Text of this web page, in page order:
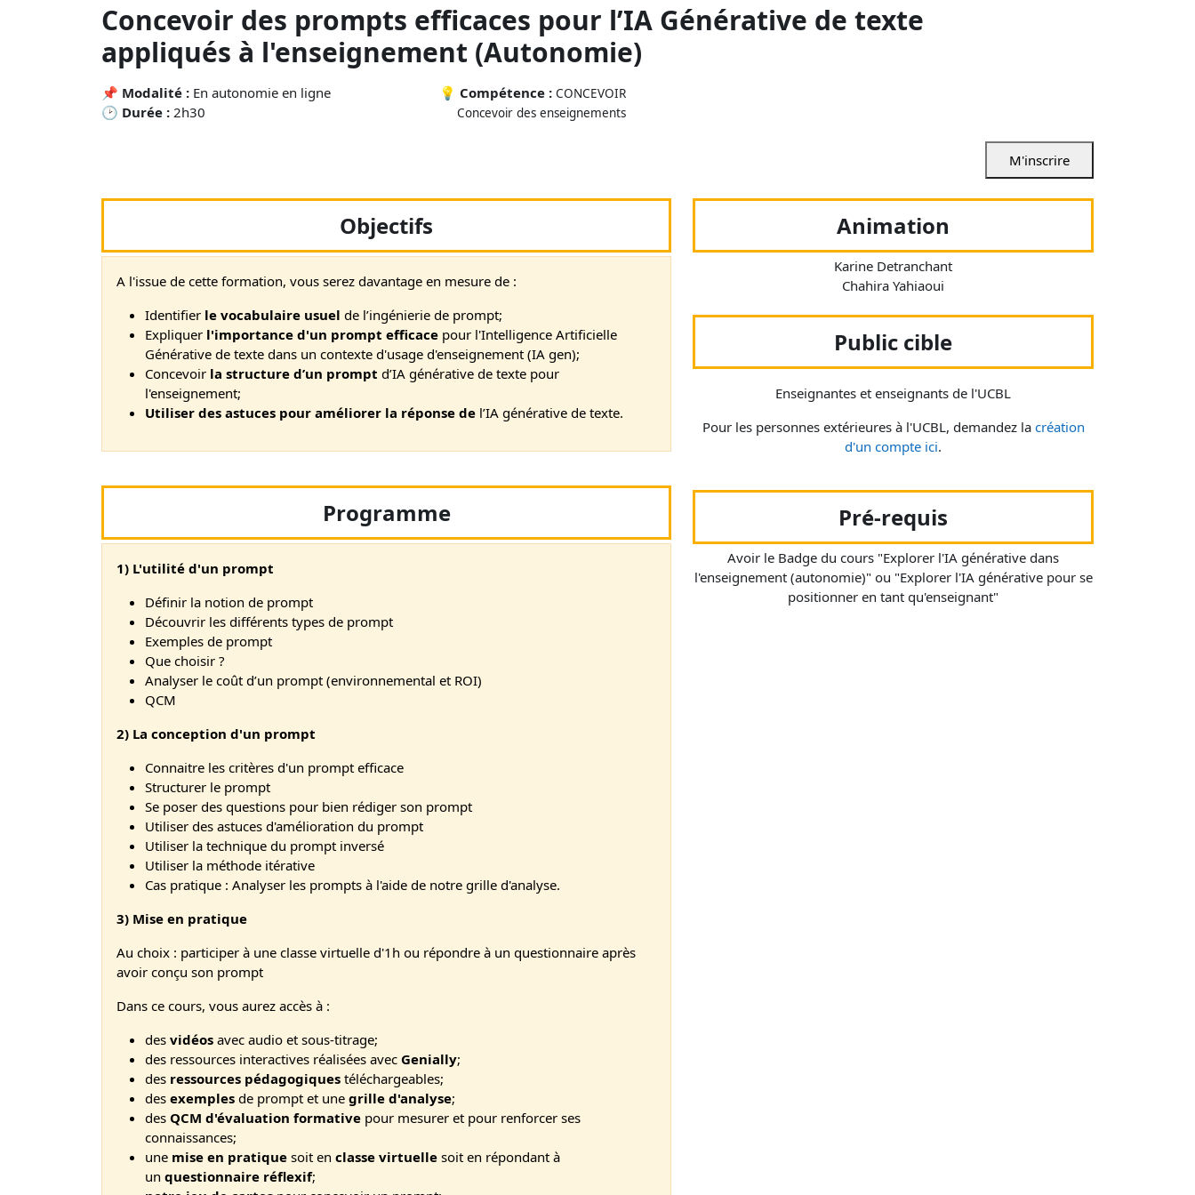
Concevoir des prompts efficaces pour l’IA Générative de texte
appliqués à l'enseignement (Autonomie)
📌 Modalité : En autonomie en ligne
🕑 Durée : 2h30
💡 Compétence : CONCEVOIR
Concevoir des enseignements
M'inscrire
Objectifs
A l'issue de cette formation, vous serez davantage en mesure de :
Identifier le vocabulaire usuel de l’ingénierie de prompt;
Expliquer l'importance d'un prompt efficace pour l'Intelligence Artificielle
Générative de texte dans un contexte d'usage d'enseignement (IA gen);
Concevoir la structure d’un prompt d’IA générative de texte pour
l'enseignement;
Utiliser des astuces pour améliorer la réponse de l’IA générative de texte.
Programme
1) L'utilité d'un prompt
Définir la notion de prompt
Découvrir les différents types de prompt
Exemples de prompt
Que choisir ?
Analyser le coût d’un prompt (environnemental et ROI)
QCM
2) La conception d'un prompt
Connaitre les critères d'un prompt efficace
Structurer le prompt
Se poser des questions pour bien rédiger son prompt
Utiliser des astuces d'amélioration du prompt
Utiliser la technique du prompt inversé
Utiliser la méthode itérative
Cas pratique : Analyser les prompts à l'aide de notre grille d'analyse.
3) Mise en pratique
Au choix : participer à une classe virtuelle d'1h ou répondre à un questionnaire après
avoir conçu son prompt
Dans ce cours, vous aurez accès à :
des vidéos avec audio et sous-titrage;
des ressources interactives réalisées avec Genially;
des ressources pédagogiques téléchargeables;
des exemples de prompt et une grille d'analyse;
des QCM d'évaluation formative pour mesurer et pour renforcer ses
connaissances;
une mise en pratique soit en classe virtuelle soit en répondant à
un questionnaire réflexif;
Animation
Karine Detranchant
Chahira Yahiaoui
Public cible
Enseignantes et enseignants de l'UCBL
Pour les personnes extérieures à l'UCBL, demandez la création
d'un compte ici.
Pré-requis
Avoir le Badge du cours "Explorer l'IA générative dans
l'enseignement (autonomie)" ou "Explorer l'IA générative pour se
positionner en tant qu'enseignant"